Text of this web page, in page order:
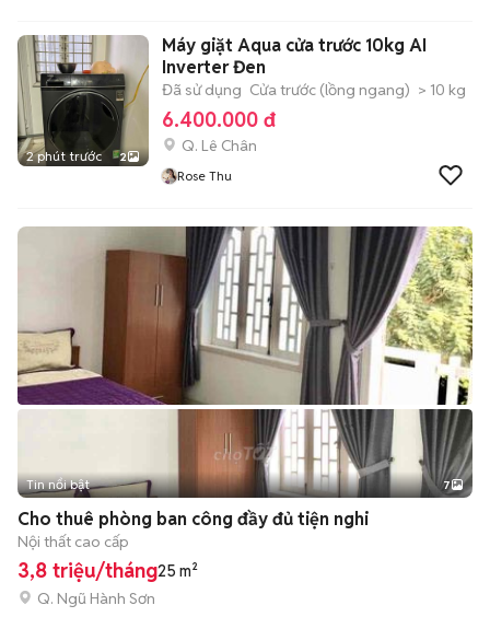
2 phút trước 2
Máy giặt Aqua cửa trước 10kg AI
Inverter Đen
Đã sử dụng Cửa trước (lồng ngang) > 10 kg
6.400.000 đ
Q. Lê Chân
Rose Thu
+2
Tin nổi bật 7
Cho thuê phòng ban công đầy đủ tiện nghi
Nội thất cao cấp
3,8 triệu/tháng25 m²
Q. Ngũ Hành Sơn